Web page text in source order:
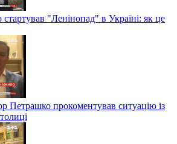
стартував "Ленінопад" в Україні: як це
Петрашко прокоментував ситуацію із